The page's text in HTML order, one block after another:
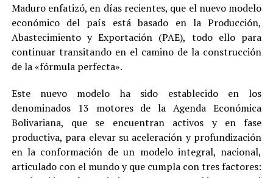
Maduro enfatizó, en días recientes, que el nuevo modelo
económico del país está basado en la Producción,
Abastecimiento y Exportación (PAE), todo ello para
continuar transitando en el camino de la construcción
de la «fórmula perfecta».
Este nuevo modelo ha sido establecido en los
denominados 13 motores de la Agenda Económica
Bolivariana, que se encuentran activos y en fase
productiva, para elevar su aceleración y profundización
en la conformación de un modelo integral, nacional,
articulado con el mundo y que cumpla con tres factores: